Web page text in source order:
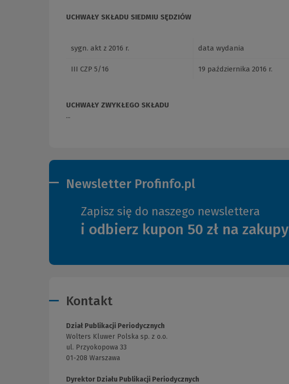
UCHWAŁY SKŁADU SIEDMIU SĘDZIÓW
sygn. akt z 2016 r. data wydania
III CZP 5/16 19 października 2016 r.
UCHWAŁY ZWYKŁEGO SKŁADU
...
Newsletter Profinfo.pl
Zapisz się do naszego newslettera
i odbierz kupon 50 zł na zakupy
Kontakt
Dział Publikacji Periodycznych
Wolters Kluwer Polska sp. z o.o.
ul. Przyokopowa 33
01-208 Warszawa
Dyrektor Działu Publikacji Periodycznych